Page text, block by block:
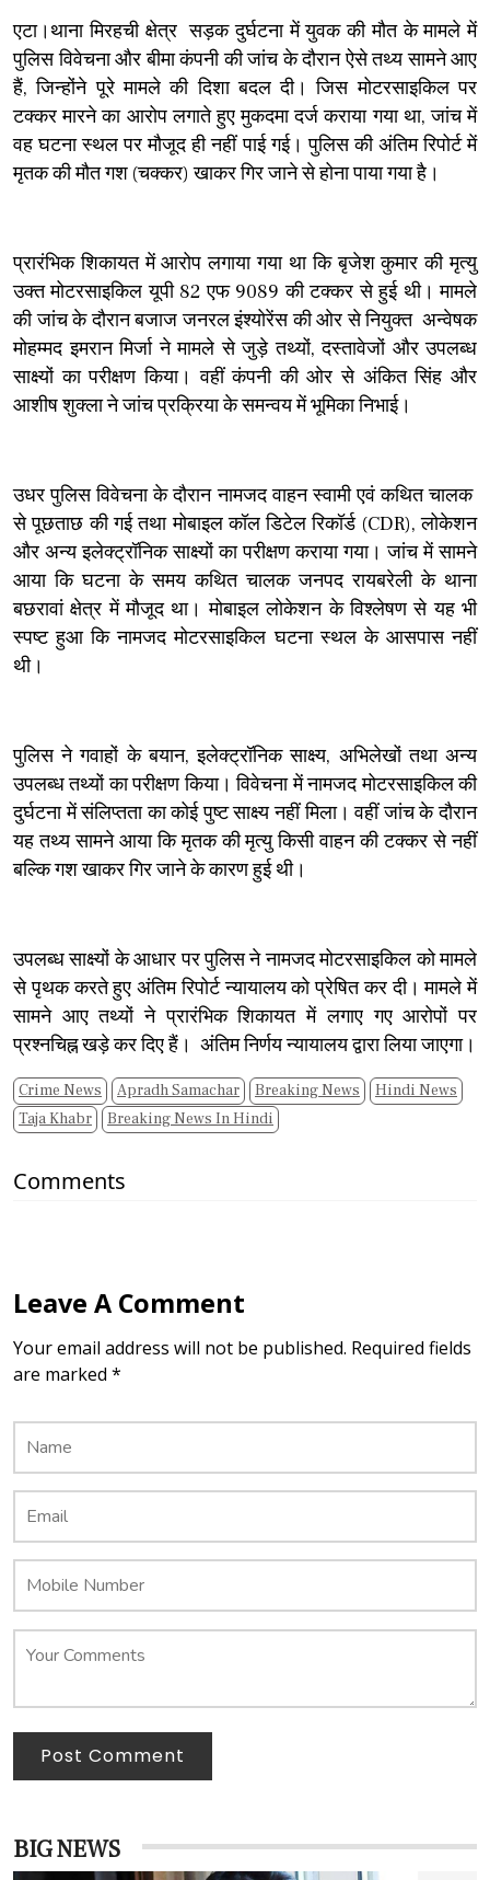
एटा।थाना मिरहची क्षेत्र सड़क दुर्घटना में युवक की मौत के मामले में
पुलिस विवेचना और बीमा कंपनी की जांच के दौरान ऐसे तथ्य सामने आए
हैं, जिन्होंने पूरे मामले की दिशा बदल दी। जिस मोटरसाइकिल पर
टक्कर मारने का आरोप लगाते हुए मुकदमा दर्ज कराया गया था, जांच में
वह घटना स्थल पर मौजूद ही नहीं पाई गई। पुलिस की अंतिम रिपोर्ट में
मृतक की मौत गश (चक्कर) खाकर गिर जाने से होना पाया गया है।
प्रारंभिक शिकायत में आरोप लगाया गया था कि बृजेश कुमार की मृत्यु
उक्त मोटरसाइकिल यूपी 82 एफ 9089 की टक्कर से हुई थी। मामले
की जांच के दौरान बजाज जनरल इंश्योरेंस की ओर से नियुक्त अन्वेषक
मोहम्मद इमरान मिर्जा ने मामले से जुड़े तथ्यों, दस्तावेजों और उपलब्ध
साक्ष्यों का परीक्षण किया। वहीं कंपनी की ओर से अंकित सिंह और
आशीष शुक्ला ने जांच प्रक्रिया के समन्वय में भूमिका निभाई।
उधर पुलिस विवेचना के दौरान नामजद वाहन स्वामी एवं कथित चालक
से पूछताछ की गई तथा मोबाइल कॉल डिटेल रिकॉर्ड (CDR), लोकेशन
और अन्य इलेक्ट्रॉनिक साक्ष्यों का परीक्षण कराया गया। जांच में सामने
आया कि घटना के समय कथित चालक जनपद रायबरेली के थाना
बछरावां क्षेत्र में मौजूद था। मोबाइल लोकेशन के विश्लेषण से यह भी
स्पष्ट हुआ कि नामजद मोटरसाइकिल घटना स्थल के आसपास नहीं
थी।
पुलिस ने गवाहों के बयान, इलेक्ट्रॉनिक साक्ष्य, अभिलेखों तथा अन्य
उपलब्ध तथ्यों का परीक्षण किया। विवेचना में नामजद मोटरसाइकिल की
दुर्घटना में संलिप्तता का कोई पुष्ट साक्ष्य नहीं मिला। वहीं जांच के दौरान
यह तथ्य सामने आया कि मृतक की मृत्यु किसी वाहन की टक्कर से नहीं
बल्कि गश खाकर गिर जाने के कारण हुई थी।
उपलब्ध साक्ष्यों के आधार पर पुलिस ने नामजद मोटरसाइकिल को मामले
से पृथक करते हुए अंतिम रिपोर्ट न्यायालय को प्रेषित कर दी। मामले में
सामने आए तथ्यों ने प्रारंभिक शिकायत में लगाए गए आरोपों पर
प्रश्नचिह्न खड़े कर दिए हैं। अंतिम निर्णय न्यायालय द्वारा लिया जाएगा।
Crime News Apradh Samachar Breaking News
Hindi News
Taja Khabr
Breaking News In Hindi
Comments
Leave A Comment
Your email address will not be published. Required fields
are marked *
Post Comment
BIG NEWS